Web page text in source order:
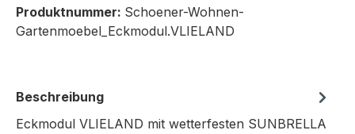
Produktnummer: Schoener-Wohnen-
Gartenmoebel_Eckmodul.VLIELAND
Beschreibung
Eckmodul VLIELAND mit wetterfesten SUNBRELLA